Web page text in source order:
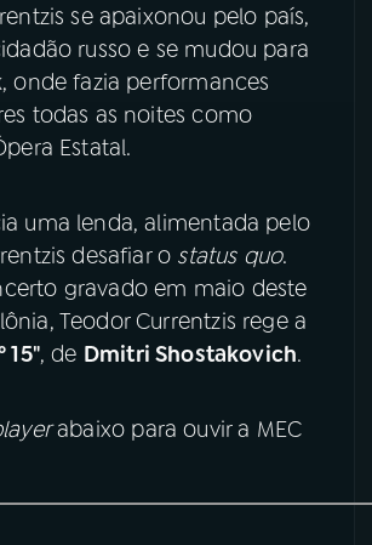
MEC
Facebook
se apaixonou pelo país,
russo e se mudou para
onde fazia performances
todas as noites como
Estatal.
uma lenda, alimentada pelo
desafiar o status quo.
gravado em maio deste
Teodor Currentzis rege a
15", de Dmitri Shostakovich.
abaixo para ouvir a MEC